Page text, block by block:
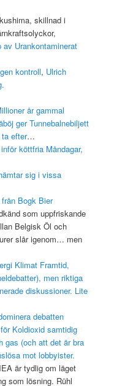
skillnad i
av Urankontaminerat
kontroll, Ulrich
år gammal
ger Tunnebalnebiljett
efter…
köttfria Måndagar,
sig i vissa
Bogk Bier
som uppfriskande
Belgisk Öl och
slår igenom… men
Klimat Framtid,
men riktiga
diskussioner. Lite
debatten
Koldioxid samtidig
gas (och att det är bra
mot lobbyister.
är tydlig om läget
som lösning. Rühl